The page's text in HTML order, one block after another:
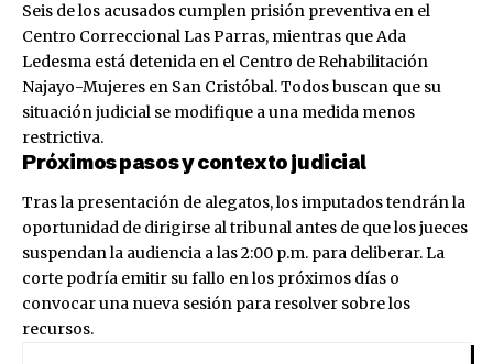
Seis de los acusados cumplen prisión preventiva en el
Centro Correccional Las Parras, mientras que Ada
Ledesma está detenida en el Centro de Rehabilitación
Najayo-Mujeres en San Cristóbal. Todos buscan que su
situación judicial se modifique a una medida menos
restrictiva.
Próximos pasos y contexto judicial
Tras la presentación de alegatos, los imputados tendrán la
oportunidad de dirigirse al tribunal antes de que los jueces
suspendan la audiencia a las 2:00 p.m. para deliberar. La
corte podría emitir su fallo en los próximos días o
convocar una nueva sesión para resolver sobre los
recursos.